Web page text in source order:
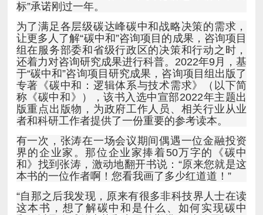
标”承诺刚过一年。
者和科研工作者提供了一份重要的参考读本。
本书的一位作者啊！您看我画了多少红道道！”